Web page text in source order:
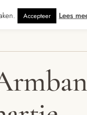
ons ★★★★★ · Gratis
Accepteer Lees